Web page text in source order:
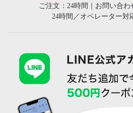
ご注文：24時間｜お問い合
24時間／オペレーター対